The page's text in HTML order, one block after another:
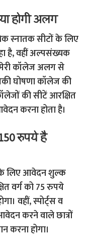
होगी अलग
स्नातक सीटों के लिए
है, वहीं अल्पसंख्यक
मेरी कॉलेज अलग से
घोषणा कॉलेज की
की सीटें आरक्षित
करना होता है।
रुपये है
के लिए आवेदन शुल्क
वर्ग को 75 रुपये
वहीं, स्पोर्ट्स व
करने वाले छात्रों
करना होगा।